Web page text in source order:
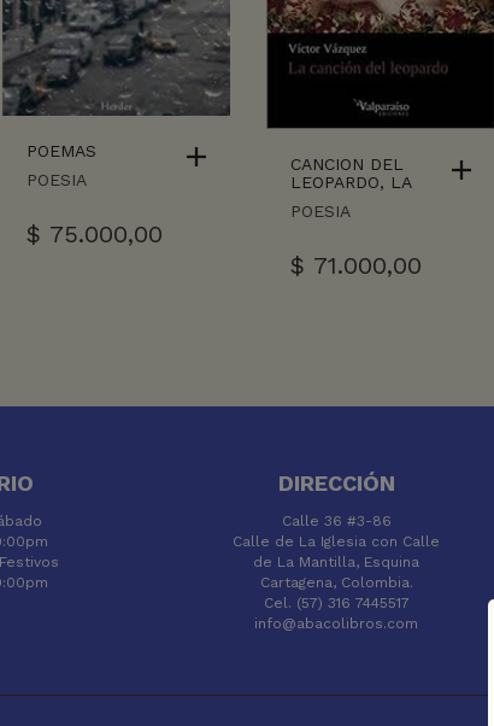
POEMAS
POESIA
$ 75.000,00
CANCION DEL
LEOPARDO, LA
POESIA
$ 71.000,00
DIRECCIÓN
Calle 36 #3-86
Calle de La Iglesia con Calle
de La Mantilla, Esquina
Cartagena, Colombia.
Cel. (57) 316 7445517
info@abacolibros.com